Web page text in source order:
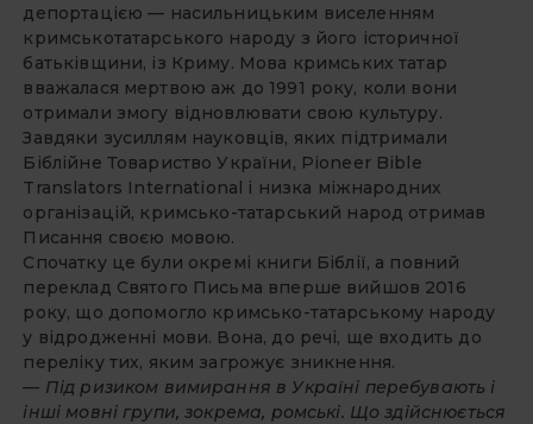
депортацією — насильницьким виселенням
кримськотатарського народу з його історичної
батьківщини, із Криму. Мова кримських татар
вважалася мертвою аж до 1991 року, коли вони
отримали змогу відновлювати свою культуру.
Завдяки зусиллям науковців, яких підтримали
Біблійне Товариство України, Pioneer Bible
Translators International і низка міжнародних
організацій, кримсько-татарський народ отримав
Писання своєю мовою.
Спочатку це були окремі книги Біблії, а повний
переклад Святого Письма вперше вийшов 2016
року, що допомогло кримсько-татарському народу
у відродженні мови. Вона, до речі, ще входить до
переліку тих, яким загрожує зникнення.
— Під ризиком вимирання в Україні перебувають і
інші мовні групи, зокрема, ромські. Що здійснюється